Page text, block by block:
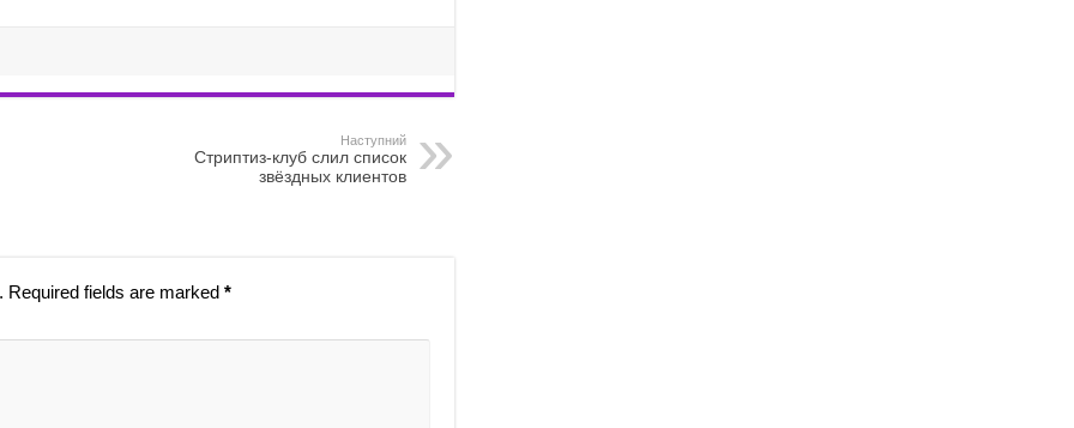
Наступний
Стриптиз-клуб слил список
звёздных клиентов
Required fields are marked *